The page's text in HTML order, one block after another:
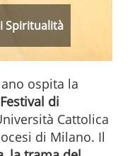
Spiritualità
ospita la
di
Cattolica
di Milano. Il